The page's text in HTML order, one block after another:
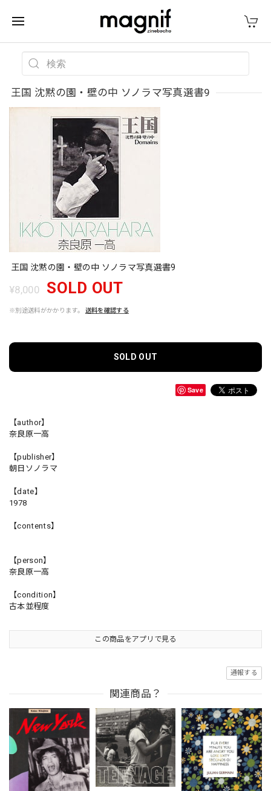
王国 沈黙の園・壁の中 ソノラマ写真選書9
王国 沈黙の園・壁の中 ソノラマ写真選書9
¥8,000 SOLD OUT
※別途送料がかかります。 送料を確認する
SOLD OUT
Save
【author】
奈良原一高
【publisher】
朝日ソノラマ
【date】
1978
【contents】
【person】
奈良原一高
【condition】
古本並程度
この商品をアプリで見る
通報する
関連商品？